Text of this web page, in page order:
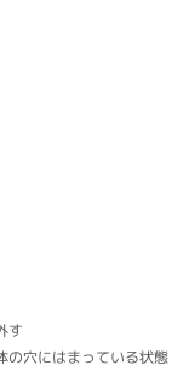
す
の穴にはまっている状態